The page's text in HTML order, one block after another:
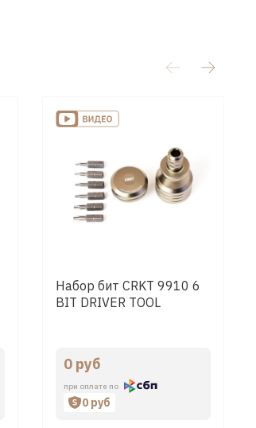
Набор бит CRKT 9910 6
BIT DRIVER TOOL
0 руб
при оплате по
0 руб